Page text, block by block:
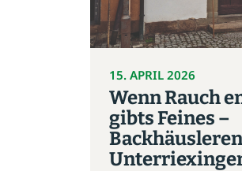
15. APRIL 2026
Wenn Rauch
gibts Feines –